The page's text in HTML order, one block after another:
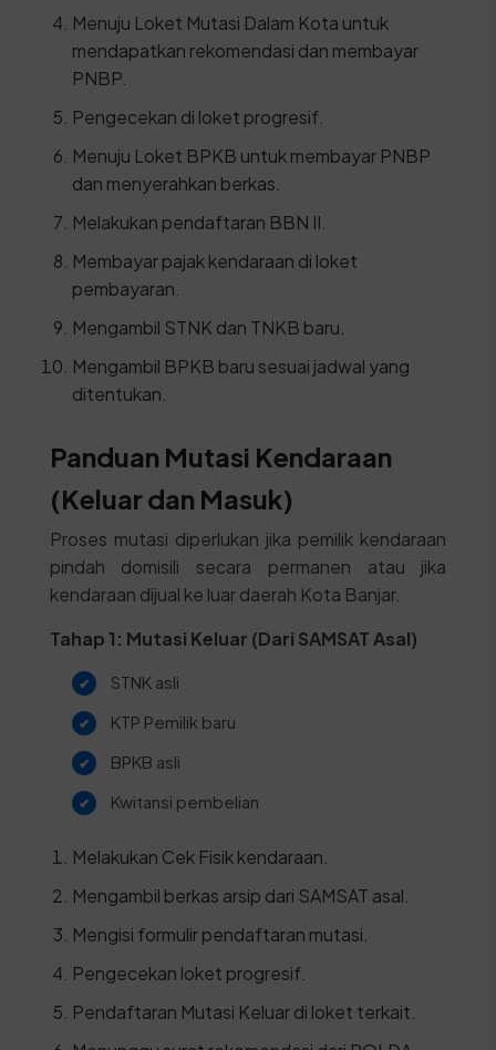
Menuju Loket Mutasi Dalam Kota untuk
mendapatkan rekomendasi dan membayar
PNBP.
Pengecekan di loket progresif.
Menuju Loket BPKB untuk membayar PNBP
dan menyerahkan berkas.
Melakukan pendaftaran BBN II.
Membayar pajak kendaraan di loket
pembayaran.
Mengambil STNK dan TNKB baru.
Mengambil BPKB baru sesuai jadwal yang
ditentukan.
Panduan Mutasi Kendaraan
(Keluar dan Masuk)
Proses mutasi diperlukan jika pemilik kendaraan
pindah domisili secara permanen atau jika
kendaraan dijual ke luar daerah Kota Banjar.
Tahap 1: Mutasi Keluar (Dari SAMSAT Asal)
STNK asli
KTP Pemilik baru
BPKB asli
Kwitansi pembelian
Melakukan Cek Fisik kendaraan.
Mengambil berkas arsip dari SAMSAT asal.
Mengisi formulir pendaftaran mutasi.
Pengecekan loket progresif.
Pendaftaran Mutasi Keluar di loket terkait.